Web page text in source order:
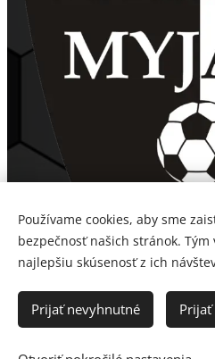
Používame cookies, aby sme
bezpečnosť našich stránok.
najlepšiu skúsenosť z ich
Prijať nevyhnutné